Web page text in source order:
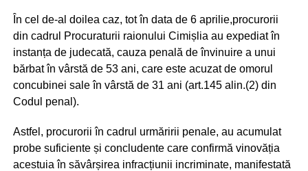
În cel de-al doilea caz, tot în data de 6 aprilie,procurorii
din cadrul Procuraturii raionului Cimișlia au expediat în
instanța de judecată, cauza penală de învinuire a unui
bărbat în vârstă de 53 ani, care este acuzat de omorul
concubinei sale în vârstă de 31 ani (art.145 alin.(2) din
Codul penal).
Astfel, procurorii în cadrul urmăririi penale, au acumulat
probe suficiente și concludente care confirmă vinovăția
acestuia în săvârșirea infracțiunii incriminate, manifestată